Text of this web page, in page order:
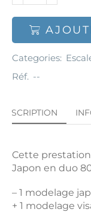
Categories:
Réf. --
Cette
Japon en duo
– 1 modelage
+ 1 modelage